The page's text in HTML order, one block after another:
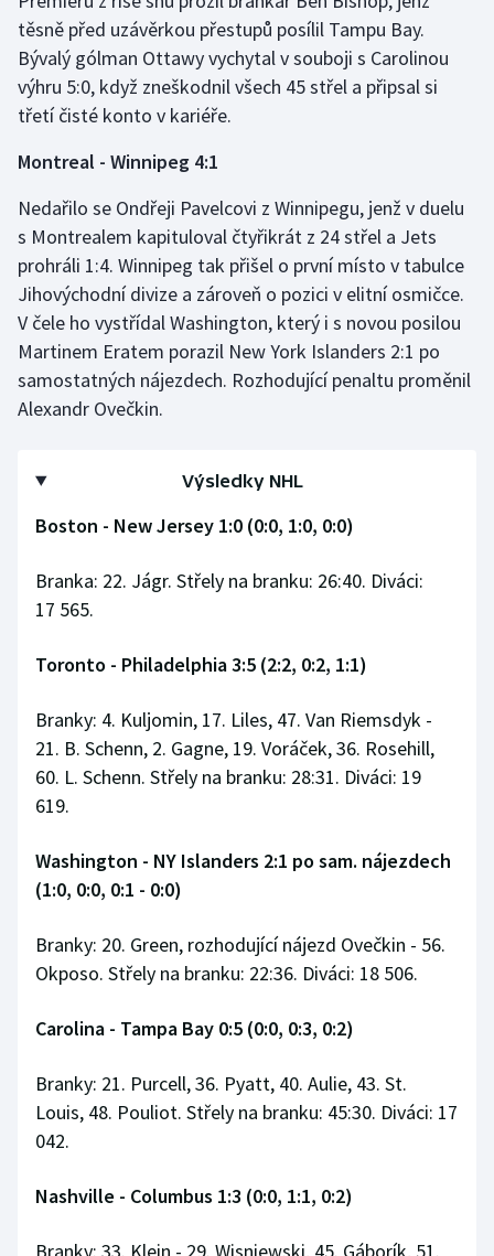
těsně před uzávěrkou přestupů posílil Tampu Bay.
Bývalý gólman Ottawy vychytal v souboji s Carolinou
výhru 5:0, když zneškodnil všech 45 střel a připsal si
třetí čisté konto v kariéře.
Montreal - Winnipeg 4:1
Nedařilo se Ondřeji Pavelcovi z Winnipegu, jenž v duelu
s Montrealem kapituloval čtyřikrát z 24 střel a Jets
prohráli 1:4. Winnipeg tak přišel o první místo v tabulce
Jihovýchodní divize a zároveň o pozici v elitní osmičce.
V čele ho vystřídal Washington, který i s novou posilou
Martinem Eratem porazil New York Islanders 2:1 po
samostatných nájezdech. Rozhodující penaltu proměnil
Alexandr Ovečkin.
Výsledky NHL
Boston - New Jersey 1:0 (0:0, 1:0, 0:0)
Branka: 22. Jágr. Střely na branku: 26:40. Diváci:
17 565.
Toronto - Philadelphia 3:5 (2:2, 0:2, 1:1)
Branky: 4. Kuljomin, 17. Liles, 47. Van Riemsdyk -
21. B. Schenn, 2. Gagne, 19. Voráček, 36. Rosehill,
60. L. Schenn. Střely na branku: 28:31. Diváci: 19
619.
Washington - NY Islanders 2:1 po sam. nájezdech
(1:0, 0:0, 0:1 - 0:0)
Branky: 20. Green, rozhodující nájezd Ovečkin - 56.
Okposo. Střely na branku: 22:36. Diváci: 18 506.
Carolina - Tampa Bay 0:5 (0:0, 0:3, 0:2)
Branky: 21. Purcell, 36. Pyatt, 40. Aulie, 43. St.
Louis, 48. Pouliot. Střely na branku: 45:30. Diváci: 17
042.
Nashville - Columbus 1:3 (0:0, 1:1, 0:2)